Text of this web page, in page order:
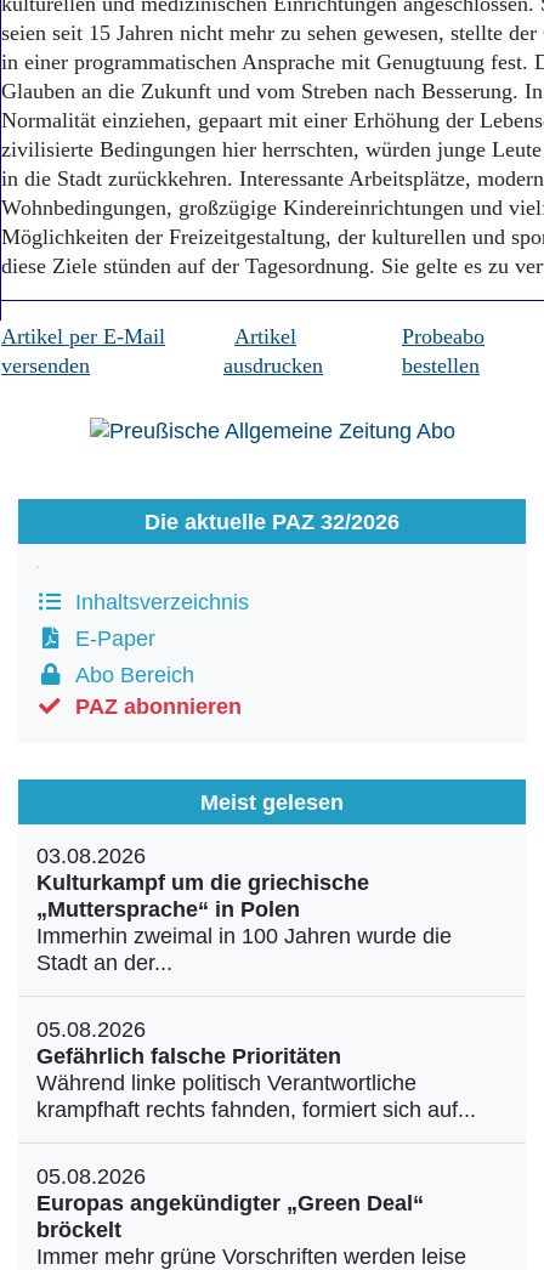
seien seit 15 Jahren nicht mehr zu sehen gewesen, stellte
in einer pro­gram­matischen Ansprache mit Genugtuung fest.
Glauben an die Zukunft und vom Streben nach Besserung.
Normalität einziehen, gepaart mit einer Erhöhung der
zivilisierte Bedingungen hier herrschten, würden junge
in die Stadt zurückkehren. Interessante Arbeitsplätze,
Wohnbedingungen, großzügige Kindereinrichtungen und
Möglichkeiten der Freizeitgestaltung, der kulturellen und
diese Ziele stünden auf der Tagesordnung. Sie gelte es zu
Artikel per E-Mail
versenden
Artikel
ausdrucken
Probeabo
bestellen
Die aktuelle PAZ 32/2026
Inhaltsverzeichnis
E-Paper
Abo Bereich
PAZ abonnieren
Meist gelesen
03.08.2026
Kulturkampf um die griechische
„Muttersprache“ in Polen
Immerhin zweimal in 100 Jahren wurde die
Stadt an der...
05.08.2026
Gefährlich falsche Prioritäten
Während linke politisch Verantwortliche
krampfhaft rechts fahnden, formiert sich auf...
05.08.2026
Europas angekündigter „Green Deal“
bröckelt
Immer mehr grüne Vorschriften werden leise